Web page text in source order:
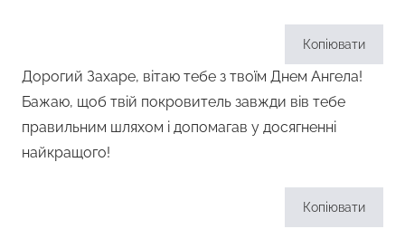
Копіювати
Дорогий Захаре, вітаю тебе з твоїм Днем Ангела!
Бажаю, щоб твій покровитель завжди вів тебе
правильним шляхом і допомагав у досягненні
найкращого!
Копіювати